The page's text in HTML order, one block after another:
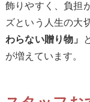
飾りやすく、負担
ズという人生の大
わらない贈り物」
が増えています。